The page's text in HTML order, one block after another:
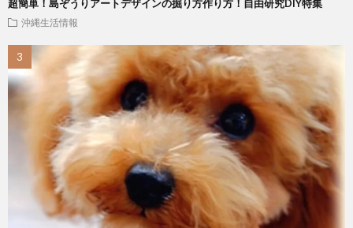
超簡単！島ぞうりアートデザインの掘り方作り方！自由研究DIY特集
沖縄生活情報